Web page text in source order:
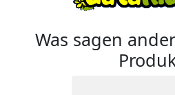
Was sagen